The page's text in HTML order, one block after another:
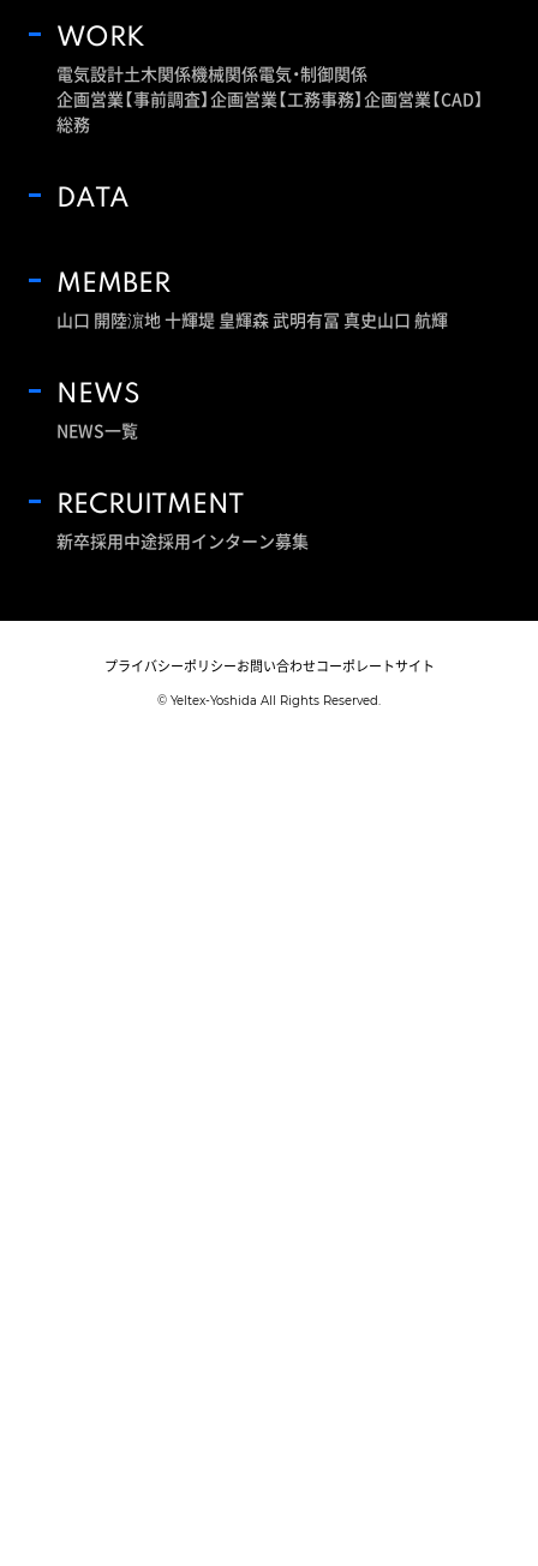
WORK
電気設計土木関係機械関係電気・制御関係
企画営業【事前調査】企画営業【工務事務】企画営業【CAD】
総務
DATA
MEMBER
山口 開陸濵地 十輝堤 皇輝森 武明有冨 真史山口 航輝
NEWS
NEWS一覧
RECRUITMENT
新卒採用中途採用インターン募集
プライバシーポリシーお問い合わせコーポレートサイト
© Yeltex-Yoshida All Rights Reserved.